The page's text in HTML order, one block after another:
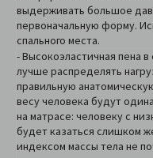
выдерживать большое
первоначальную форму.
спального места.
- Высокоэластичная пена
лучше распределять
правильную
весу человека будут
на матрасе: человеку с
будет казаться слишком
индексом массы тела не